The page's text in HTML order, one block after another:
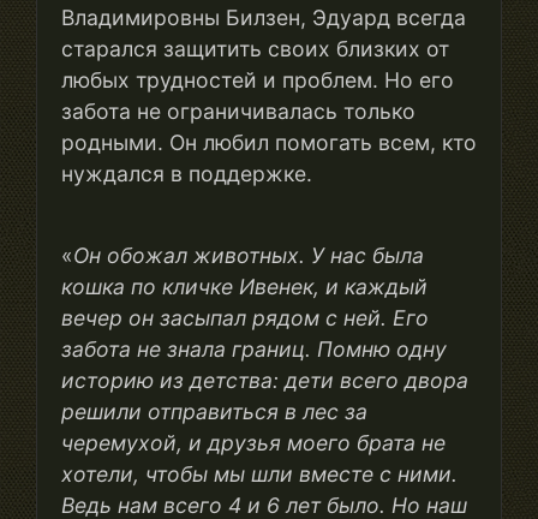
Владимировны Билзен, Эдуард всегда
старался защитить своих близких от
любых трудностей и проблем. Но его
забота не ограничивалась только
родными. Он любил помогать всем, кто
нуждался в поддержке.
«Он обожал животных. У нас была
кошка по кличке Ивенек, и каждый
вечер он засыпал рядом с ней. Его
забота не знала границ. Помню одну
историю из детства: дети всего двора
решили отправиться в лес за
черемухой, и друзья моего брата не
хотели, чтобы мы шли вместе с ними.
Ведь нам всего 4 и 6 лет было. Но наш